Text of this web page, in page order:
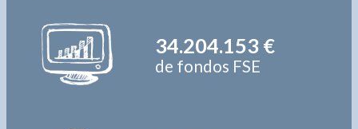
34.204.153 €
de fondos FSE